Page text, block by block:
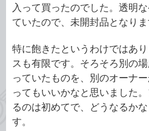
入って買ったのでした。透明
ていたので、未開封品となりま
特に飽きたというわけではあ
スも有限です。そろそろ別の
っていたものを、別のオーナ
ってもいいかなと思いました
るのは初めてで、どうなるか
す。